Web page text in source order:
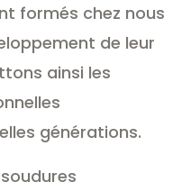
formés chez nous
de leur
ainsi les
générations.